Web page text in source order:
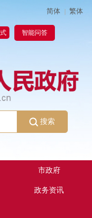
简体 | 繁体
智能问答
搜索
市政府
政务资讯